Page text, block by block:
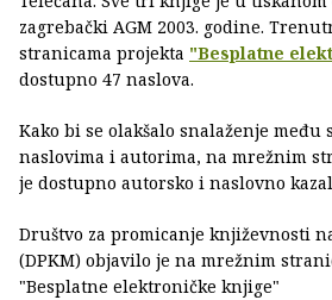
zagrebački AGM 2003. godine.
stranicama projekta "Besplatne
dostupno 47 naslova.
Kako bi se olakšalo snalaženje
naslovima i autorima, na mrežnim
je dostupno autorsko i naslovno
Društvo za promicanje književnosti
(DPKM) objavilo je na mrežnim
"Besplatne elektroničke knjige"